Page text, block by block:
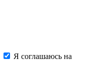
Я соглашаюсь на